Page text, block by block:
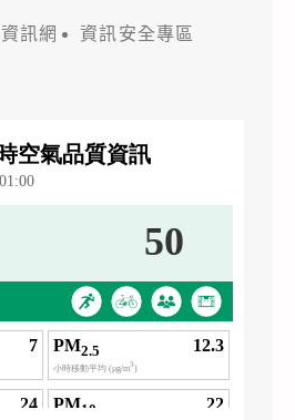
訊網
資訊安全專區